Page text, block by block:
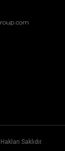
Saklıdır.